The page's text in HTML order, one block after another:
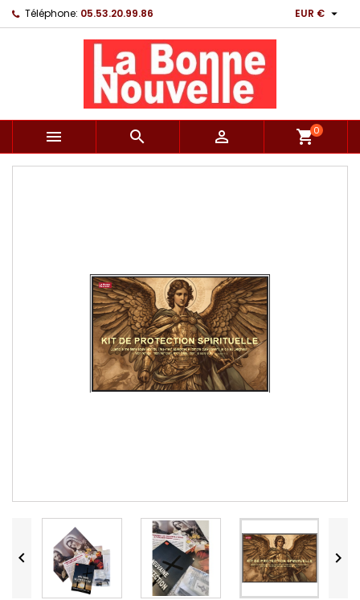
Téléphone: 05.53.20.99.86 EUR € 
   shopping_cart0
 